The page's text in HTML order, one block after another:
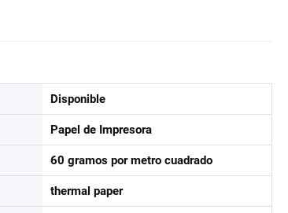
Disponible
Papel de Impresora
60 gramos por metro cuadrado
thermal paper